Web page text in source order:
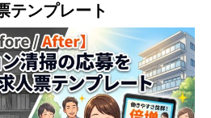
テンプレート